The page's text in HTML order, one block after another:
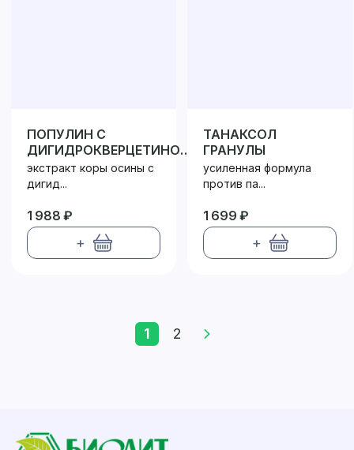
ПОПУЛИН С
ДИГИДРОКВЕРЦЕТИНОМ
75
экстракт коры осины с
дигид...
1 988 ₽
+
ТАНАКСОЛ
ГРАНУЛЫ
усиленная формула
против па...
1 699 ₽
+
1 2